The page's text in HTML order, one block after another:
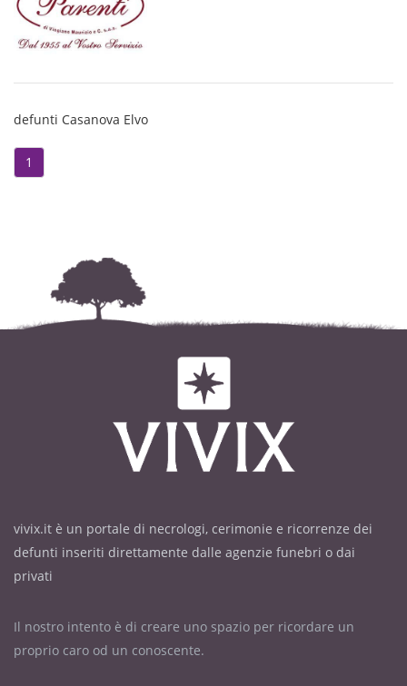
defunti Casanova Elvo
1
vivix.it è un portale di necrologi, cerimonie e ricorrenze dei
defunti inseriti direttamente dalle agenzie funebri o dai
privati
Il nostro intento è di creare uno spazio per ricordare un
proprio caro od un conoscente.